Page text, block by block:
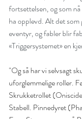
September 2020
April 2020(2)2
January 2020(1)1
September 2019(2)
June 2019(4)4
May 2019(1)1 post
fortsettelsen, og som
ha opplevd. Alt det
eventyr, og fabler blir
«Triggersystemet» en
"Og så har vi selvsagt
uforglemmelige roller.
Skrukketrollet
Stabell. Pinnedyret